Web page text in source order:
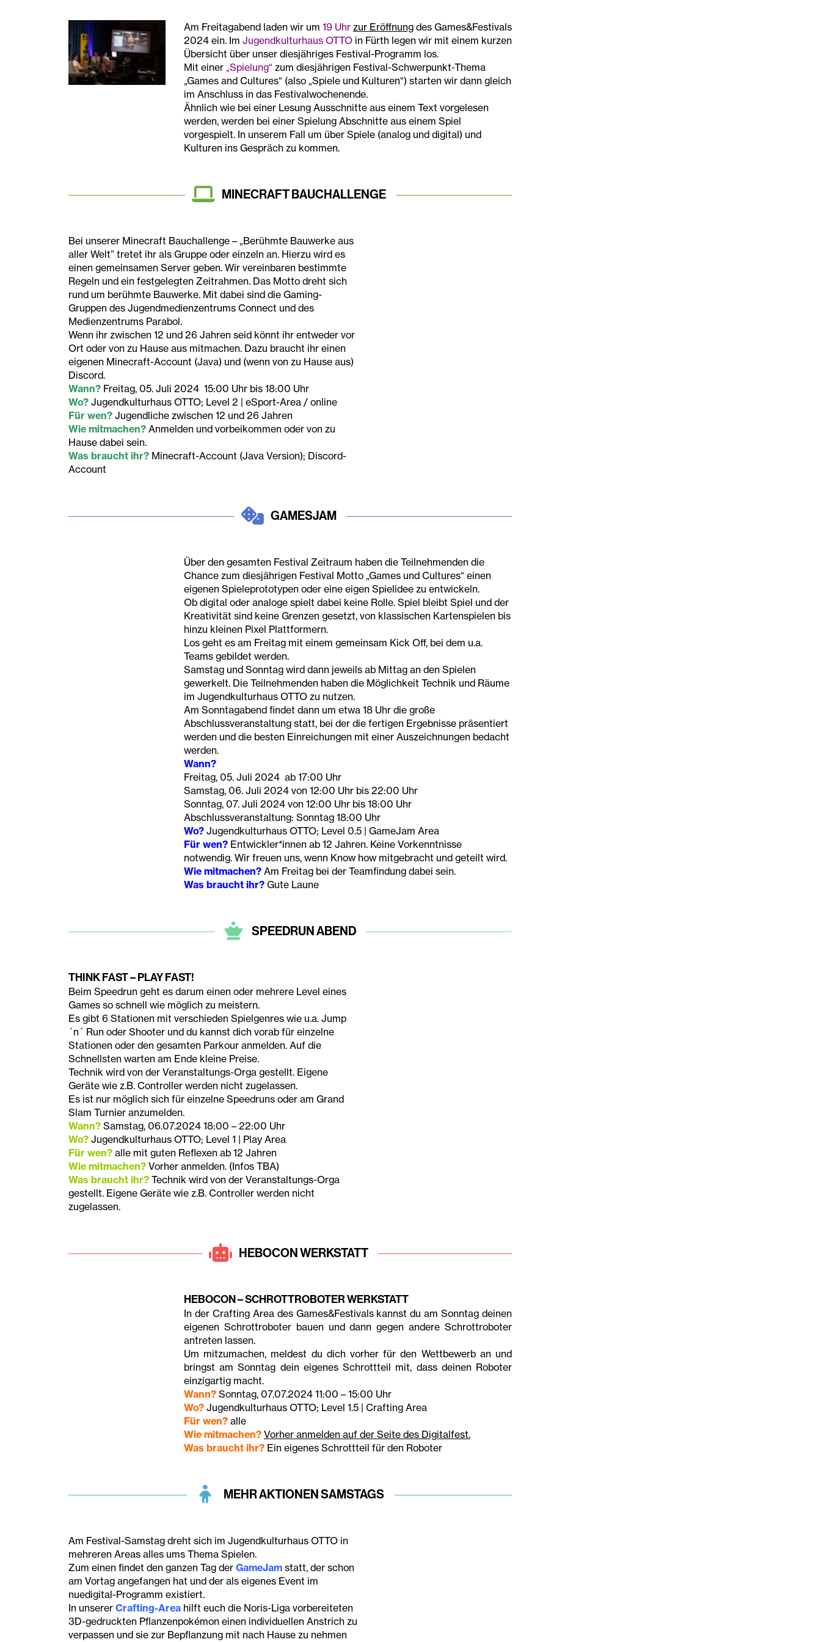
Am Freitagabend laden wir um 19 Uhr zur Eröffnung des Games&Festivals
2024 ein. Im Jugendkulturhaus OTTO in Fürth legen wir mit einem kurzen
Übersicht über unser diesjähriges Festival-Programm los.
Mit einer „Spielung“ zum diesjährigen Festival-Schwerpunkt-Thema
„Games and Cultures“ (also „Spiele und Kulturen“) starten wir dann gleich
im Anschluss in das Festivalwochenende.
Ähnlich wie bei einer Lesung Ausschnitte aus einem Text vorgelesen
werden, werden bei einer Spielung Abschnitte aus einem Spiel
vorgespielt. In unserem Fall um über Spiele (analog und digital) und
Kulturen ins Gespräch zu kommen.
MINECRAFT BAUCHALLENGE
Bei unserer Minecraft Bauchallenge – „Berühmte Bauwerke aus
aller Welt” tretet ihr als Gruppe oder einzeln an. Hierzu wird es
einen gemeinsamen Server geben. Wir vereinbaren bestimmte
Regeln und ein festgelegten Zeitrahmen. Das Motto dreht sich
rund um berühmte Bauwerke. Mit dabei sind die Gaming-
Gruppen des Jugendmedienzentrums Connect und des
Medienzentrums Parabol.
Wenn ihr zwischen 12 und 26 Jahren seid könnt ihr entweder vor
Ort oder von zu Hause aus mitmachen. Dazu braucht ihr einen
eigenen Minecraft-Account (Java) und (wenn von zu Hause aus)
Discord.
Wann? Freitag, 05. Juli 2024 15:00 Uhr bis 18:00 Uhr
Wo? Jugendkulturhaus OTTO; Level 2 | eSport-Area / online
Für wen? Jugendliche zwischen 12 und 26 Jahren
Wie mitmachen? Anmelden und vorbeikommen oder von zu
Hause dabei sein.
Was braucht ihr? Minecraft-Account (Java Version); Discord-
Account
GAMESJAM
Über den gesamten Festival Zeitraum haben die Teilnehmenden die
Chance zum diesjährigen Festival Motto „Games und Cultures“ einen
eigenen Spieleprototypen oder eine eigen Spielidee zu entwickeln.
Ob digital oder analoge spielt dabei keine Rolle. Spiel bleibt Spiel und der
Kreativität sind keine Grenzen gesetzt, von klassischen Kartenspielen bis
hinzu kleinen Pixel Plattformern.
Los geht es am Freitag mit einem gemeinsam Kick Off, bei dem u.a.
Teams gebildet werden.
Samstag und Sonntag wird dann jeweils ab Mittag an den Spielen
gewerkelt. Die Teilnehmenden haben die Möglichkeit Technik und Räume
im Jugendkulturhaus OTTO zu nutzen.
Am Sonntagabend findet dann um etwa 18 Uhr die große
Abschlussveranstaltung statt, bei der die fertigen Ergebnisse präsentiert
werden und die besten Einreichungen mit einer Auszeichnungen bedacht
werden.
Wann?
Freitag, 05. Juli 2024 ab 17:00 Uhr
Samstag, 06. Juli 2024 von 12:00 Uhr bis 22:00 Uhr
Sonntag, 07. Juli 2024 von 12:00 Uhr bis 18:00 Uhr
Abschlussveranstaltung: Sonntag 18:00 Uhr
Wo? Jugendkulturhaus OTTO; Level 0.5 | GameJam Area
Für wen? Entwickler*innen ab 12 Jahren. Keine Vorkenntnisse
notwendig. Wir freuen uns, wenn Know how mitgebracht und geteilt wird.
Wie mitmachen? Am Freitag bei der Teamfindung dabei sein.
Was braucht ihr? Gute Laune
SPEEDRUN ABEND
THINK FAST – PLAY FAST!
Beim Speedrun geht es darum einen oder mehrere Level eines
Games so schnell wie möglich zu meistern.
Es gibt 6 Stationen mit verschieden Spielgenres wie u.a. Jump
´n´ Run oder Shooter und du kannst dich vorab für einzelne
Stationen oder den gesamten Parkour anmelden. Auf die
Schnellsten warten am Ende kleine Preise.
Technik wird von der Veranstaltungs-Orga gestellt. Eigene
Geräte wie z.B. Controller werden nicht zugelassen.
Es ist nur möglich sich für einzelne Speedruns oder am Grand
Slam Turnier anzumelden.
Wann? Samstag, 06.07.2024 18:00 – 22:00 Uhr
Wo? Jugendkulturhaus OTTO; Level 1 | Play Area
Für wen? alle mit guten Reflexen ab 12 Jahren
Wie mitmachen? Vorher anmelden. (Infos TBA)
Was braucht ihr? Technik wird von der Veranstaltungs-Orga
gestellt. Eigene Geräte wie z.B. Controller werden nicht
zugelassen.
HEBOCON WERKSTATT
HEBOCON – SCHROTTROBOTER WERKSTATT
In der Crafting Area des Games&Festivals kannst du am Sonntag deinen
eigenen Schrottroboter bauen und dann gegen andere Schrottroboter
antreten lassen.
Um mitzumachen, meldest du dich vorher für den Wettbewerb an und
bringst am Sonntag dein eigenes Schrottteil mit, dass deinen Roboter
einzigartig macht.
Wann? Sonntag, 07.07.2024 11:00 – 15:00 Uhr
Wo? Jugendkulturhaus OTTO; Level 1.5 | Crafting Area
Für wen? alle
Wie mitmachen? Vorher anmelden auf der Seite des Digitalfest.
Was braucht ihr? Ein eigenes Schrottteil für den Roboter
MEHR AKTIONEN SAMSTAGS
Am Festival-Samstag dreht sich im Jugendkulturhaus OTTO in
mehreren Areas alles ums Thema Spielen.
Zum einen findet den ganzen Tag der GameJam statt, der schon
am Vortag angefangen hat und der als eigenes Event im
nuedigital-Programm existiert.
In unserer Crafting-Area hilft euch die Noris-Liga vorbereiteten
3D-gedruckten Pflanzenpokémon einen individuellen Anstrich zu
verpassen und sie zur Bepflanzung mit nach Hause zu nehmen